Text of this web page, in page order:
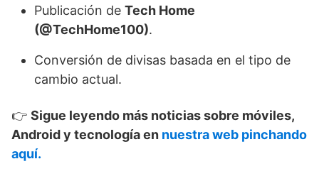
Publicación de Tech Home
(@TechHome100).
Conversión de divisas basada en el tipo de
cambio actual.
👉 Sigue leyendo más noticias sobre móviles,
Android y tecnología en nuestra web pinchando
aquí.